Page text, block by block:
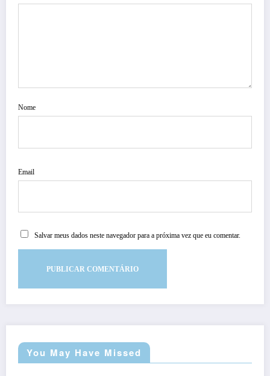
Nome
Email
Salvar meus dados neste navegador para a próxima vez que eu comentar.
You May Have Missed